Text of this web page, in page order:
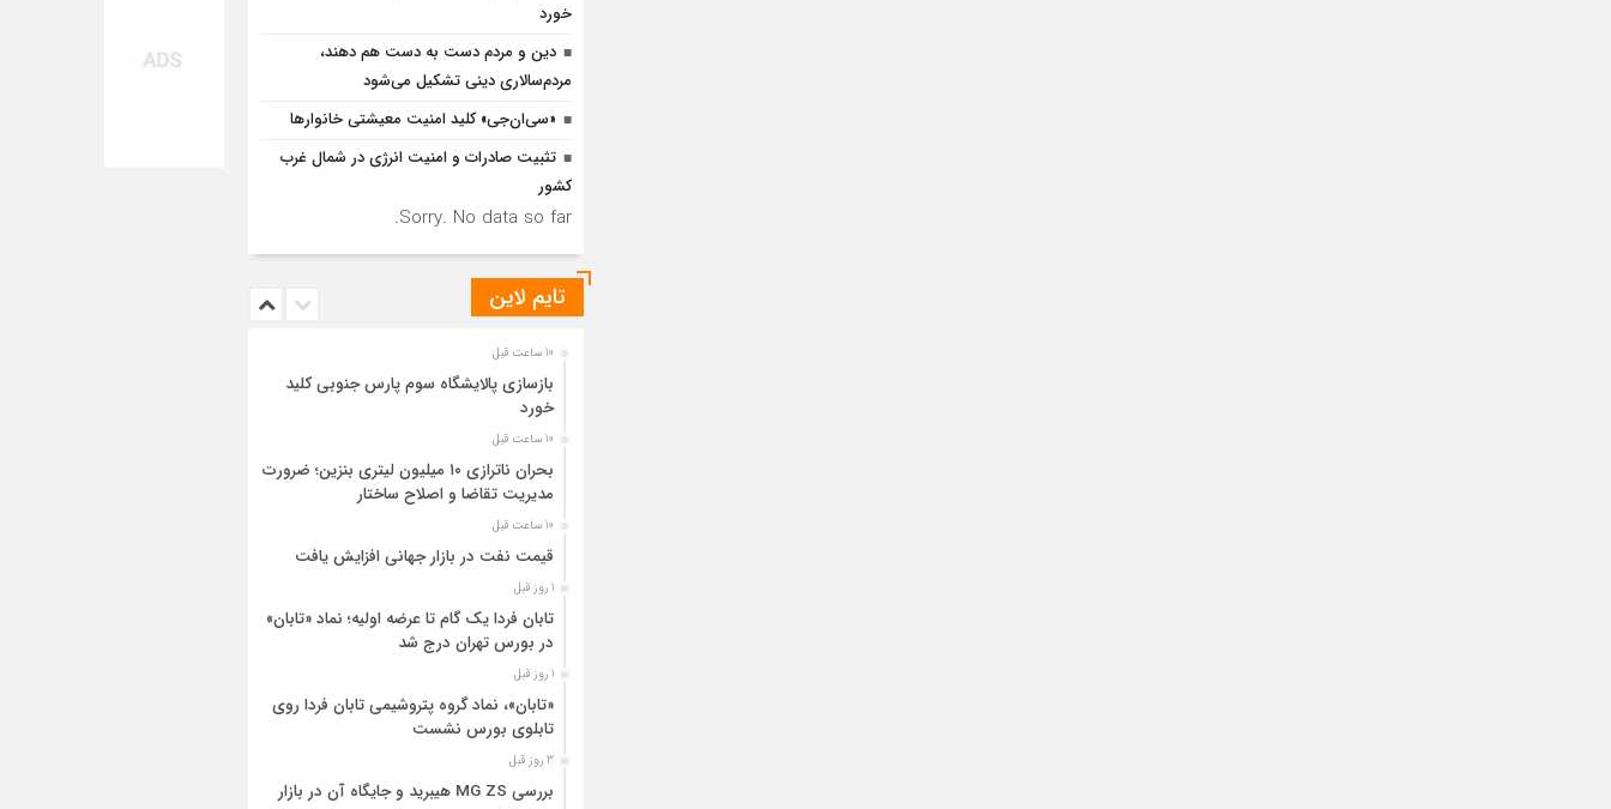
خورد
دین و مردم دست به‌ دست هم دهند،
مردم‌سالاری دینی تشکیل می‌شود
«سی‌ان‌جی» کلید امنیت معیشتی خانوارها
تثبیت صادرات و امنیت انرژی در شمال‌ غرب
کشور
Sorry. No data so far.
تایم لاین
10 ساعت قبل
بازسازی پالایشگاه سوم پارس جنوبی کلید
خورد
10 ساعت قبل
بحران ناترازی ۱۰ میلیون لیتری بنزین؛ ضرورت
مدیریت تقاضا و اصلاح ساختار
10 ساعت قبل
قیمت نفت در بازار جهانی افزایش یافت
1 روز قبل
تابان فردا یک گام تا عرضه اولیه؛ نماد «تابان»
در بورس تهران درج شد
1 روز قبل
«تابان»، نماد گروه پتروشیمی تابان فردا روی
تابلوی بورس نشست
3 روز قبل
بررسی MG ZS هیبرید و جایگاه آن در بازار